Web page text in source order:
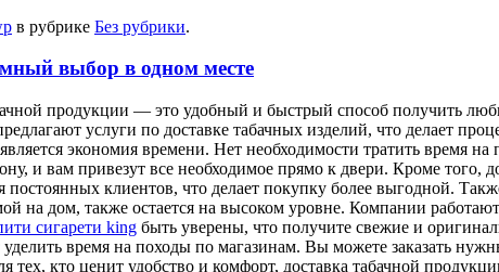
в рубрике Без рубрики.
выбор в одном месте
продукции — это удобный и быстрый способ получить
услуги по доставке табачных изделий, что делает
экономия времени. Нет необходимости тратить время
и вам привезут все необходимое прямо к двери. Кроме того,
клиентов, что делает покупку более выгодной.
на дом, также остается на высоком уровне. Компании
сигарети king быть уверены, что получите свежие и
время на походы по магазинам. Вы можете заказать
тех, кто ценит удобство и комфорт, доставка табачной